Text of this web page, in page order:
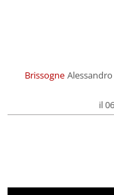
Brissogne
il